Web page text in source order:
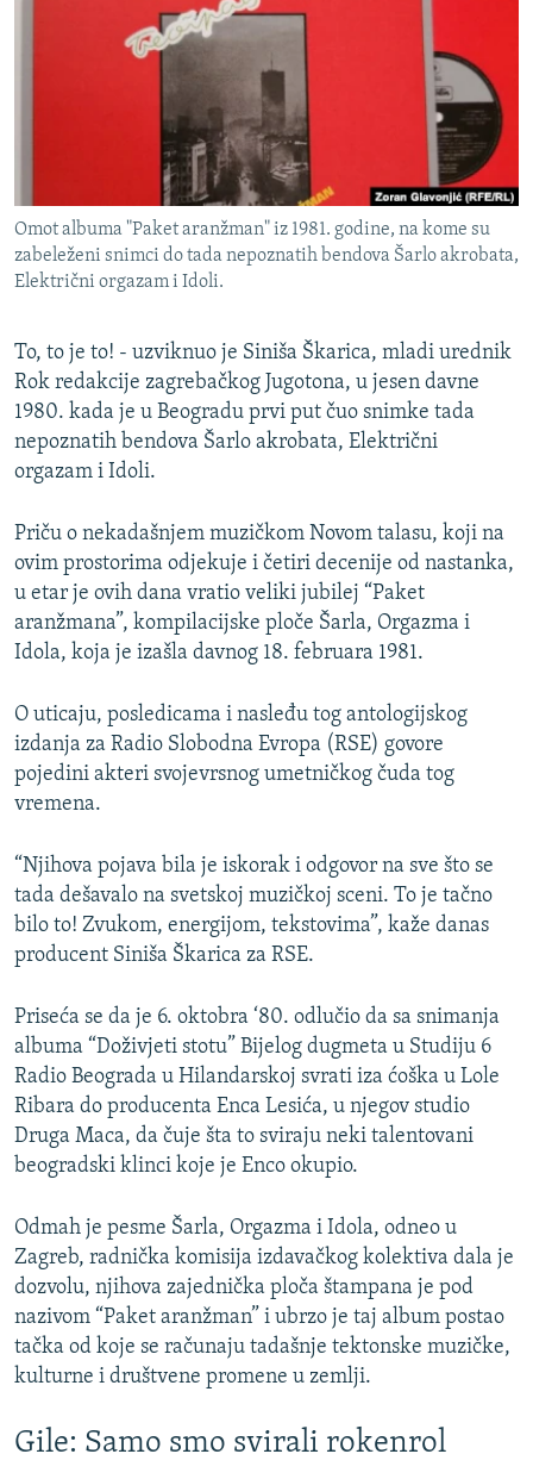
DNEVNO@RSE
GENOCID U SREBRENICI
POPLAVE I KLIZIŠTA U BIH 2024.
TV LIBERTY
MOJA EVROPA
TRI DECENIJE OD RATA U BIH
SVE KARTE DEJTONA
Sve RFE/RL stranice
Omot albuma "Paket aranžman" iz 1981. godine, na kome su
zabeleženi snimci do tada nepoznatih bendova Šarlo akrobata,
Električni orgazam i Idoli.
To, to je to! - uzviknuo je Siniša Škarica, mladi urednik
Rok redakcije zagrebačkog Jugotona, u jesen davne
1980. kada je u Beogradu prvi put čuo snimke tada
nepoznatih bendova Šarlo akrobata, Električni
orgazam i Idoli.
Priču o nekadašnjem muzičkom Novom talasu, koji na
ovim prostorima odjekuje i četiri decenije od nastanka,
u etar je ovih dana vratio veliki jubilej “Paket
aranžmana”, kompilacijske ploče Šarla, Orgazma i
Idola, koja je izašla davnog 18. februara 1981.
O uticaju, posledicama i nasleđu tog antologijskog
izdanja za Radio Slobodna Evropa (RSE) govore
pojedini akteri svojevrsnog umetničkog čuda tog
vremena.
“Njihova pojava bila je iskorak i odgovor na sve što se
tada dešavalo na svetskoj muzičkoj sceni. To je tačno
bilo to! Zvukom, energijom, tekstovima”, kaže danas
producent Siniša Škarica za RSE.
Priseća se da je 6. oktobra ‘80. odlučio da sa snimanja
albuma “Doživjeti stotu” Bijelog dugmeta u Studiju 6
Radio Beograda u Hilandarskoj svrati iza ćoška u Lole
Ribara do producenta Enca Lesića, u njegov studio
Druga Maca, da čuje šta to sviraju neki talentovani
beogradski klinci koje je Enco okupio.
Odmah je pesme Šarla, Orgazma i Idola, odneo u
Zagreb, radnička komisija izdavačkog kolektiva dala je
dozvolu, njihova zajednička ploča štampana je pod
nazivom “Paket aranžman” i ubrzo je taj album postao
tačka od koje se računaju tadašnje tektonske muzičke,
kulturne i društvene promene u zemlji.
Gile: Samo smo svirali rokenrol